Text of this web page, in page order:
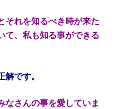
それを知るべき時が来た
て、私も知る事ができる
です。
なさんの事を愛していま